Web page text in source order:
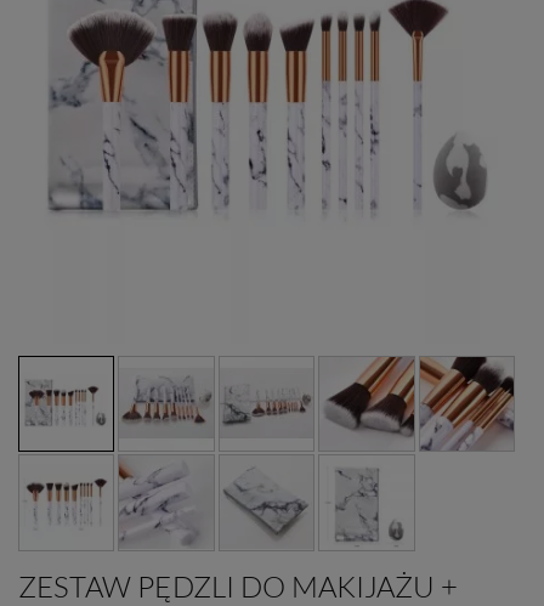
ZESTAW PĘDZLI DO MAKIJAŻU +